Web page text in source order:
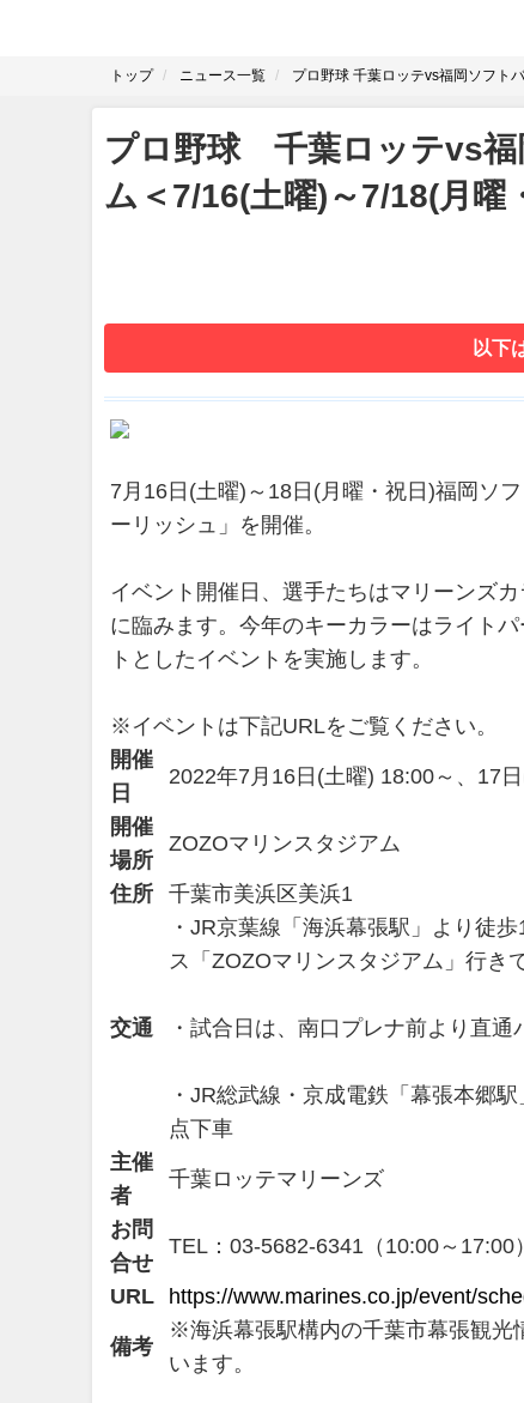
トップ ニュース一覧 プロ野球 千葉ロッテvs福岡ソフト
プロ野球 千葉ロッテvs福
ム＜7/16(土曜)～7/18(月曜
以下
7月16日(土曜)～18日(月曜・祝日)福岡ソ
ーリッシュ」を開催。
イベント開催日、選手たちはマリーンズ
に臨みます。今年のキーカラーはライト
トとしたイベントを実施します。
※イベントは下記URLをご覧ください。
開催
日
2022年7月16日(土曜) 18:00～、17
開催
場所
ZOZOマリンスタジアム
住所 千葉市美浜区美浜1
交通
・JR京葉線「海浜幕張駅」より徒
ス「ZOZOマリンスタジアム」行き
・試合日は、南口プレナ前より直通
・JR総武線・京成電鉄「幕張本郷
点下車
主催
者
千葉ロッテマリーンズ
お問
合せ
TEL：03-5682-6341（10:00～17:00）
URL https://www.marines.co.jp/event/
備考
※海浜幕張駅構内の千葉市幕張観光
います。